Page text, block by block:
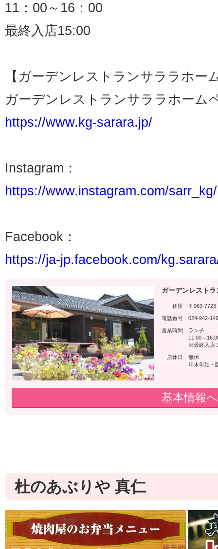
11：00～16：00
最終入店15:00
【ガーデンレストランサララホー
ガーデンレストランサララホーム
https://www.kg-sarara.jp/
Instagram：
https://www.instagram.com/sarr_kg/
Facebook：
https://ja-jp.facebook.com/
ガーデンレスト
住所 〒963-7723
電話番号 024-942-
営業時間
ランチ
11:00～
※最終入店
店休日
無休
年末年始・
基本情報へ
杜のあぶりや 真仁